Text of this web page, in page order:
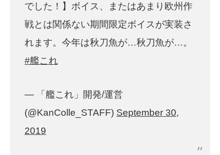
でした！】ボイス、またはあまり欧州作
戦とは関係ない期間限定ボイスが実装さ
れます。今年は秋刀魚が…秋刀魚が…。
#艦これ
— 「艦これ」開発/運営
(@KanColle_STAFF) September 30,
2019